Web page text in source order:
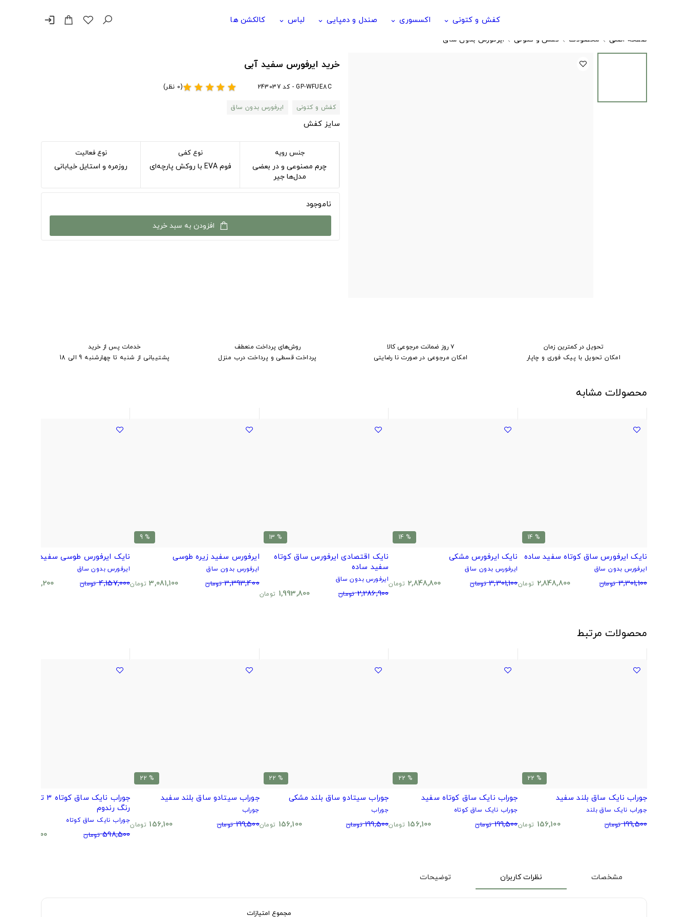
کفش و کتونی keyboard_arrow_down اکسسوری keyboard_arrow_down صندل و دمپایی keyboard_arrow_down لباس keyboard_arrow_down کالکشن ها login
صفحه اصلی محصولات کفش و کتونی ایرفورس بدون ساق
خرید ایرفورس سفید آبی
GP-WFUE8C - کد 243037 star
star
star
star
star(0 نظر)
کفش و کتونی
ایرفورس بدون ساق
سایز کفش
جنس رویه
چرم مصنوعی و در بعضی
مدل‌ها جیر
نوع کفی
فوم EVA با روکش پارچه‌ای
نوع فعالیت
روزمره و استایل خیابانی
ناموجود
افزودن به سبد خرید
تحویل در کمترین زمان
امکان تحویل با پیک فوری و چاپار
۷ روز ضمانت مرجوعی کالا
امکان مرجوعی در صورت نا رضایتی
روش‌های پرداخت منعطف
پرداخت قسطی و پرداخت درب منزل
خدمات پس از خرید
پشتیبانی از شنبه تا چهارشنبه 9 الی 18
محصولات مشابه
% 14
نایک ایرفورس ساق کوتاه سفید ساده
ایرفورس بدون ساق
3,301,100 تومان 2,848,800 تومان
% 14
نایک ایرفورس مشکی
ایرفورس بدون ساق
3,301,100 تومان 2,848,800 تومان
% 13
نایک اقتصادی ایرفورس ساق کوتاه
سفید ساده
ایرفورس بدون ساق
2,286,900 تومان 1,993,800 تومان
% 9
ایرفورس سفید زیره طوسی
ایرفورس بدون ساق
3,393,400 تومان 3,081,100 تومان
نایک ایرفورس طوسی سفید
ایرفورس بدون ساق
4,157,000 تومان 3,448,200
محصولات مرتبط
% 22
جوراب نایک ساق بلند سفید
جوراب نایک ساق بلند
199,500 تومان 156,100 تومان
% 22
جوراب نایک ساق کوتاه سفید
جوراب نایک ساق کوتاه
199,500 تومان 156,100 تومان
% 22
جوراب سیتادو ساق بلند مشکی
جوراب
199,500 تومان 156,100 تومان
% 22
جوراب سیتادو ساق بلند سفید
جوراب
199,500 تومان 156,100 تومان
جوراب نایک ساق کوتاه 3 تایی طرح و
رنگ رندوم
جوراب نایک ساق کوتاه
598,500 تومان 480,500
مشخصات نظرات کاربران توضیحات
مجموع امتیازات